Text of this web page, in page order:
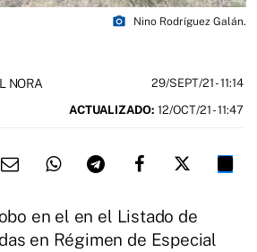
photo_camera Nino Rodríguez Galán.
NORA 29/SEPT/21- 11:14
ACTUALIZADO: 12/OCT/21 - 11:47
en el en el Listado de
en Régimen de Especial